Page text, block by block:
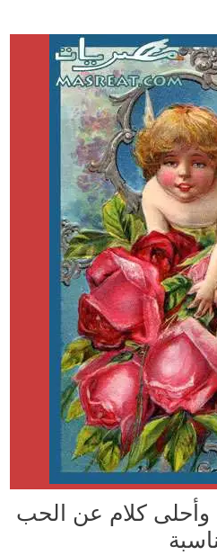
كلام عن الحب